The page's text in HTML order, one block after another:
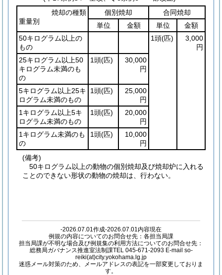
焼却の種類
重量別
個別焼却
合同焼却
単位
金額 単位
金額
50キログラム以上の
もの
1頭(匹)
3,000
円
25キログラム以上50
キログラム未満のも
の
1頭(匹)
30,000
円
5キログラム以上25キ
ログラム未満のもの
1頭(匹)
25,000
円
1キログラム以上5キ
ログラム未満のもの
1頭(匹)
20,000
円
1キログラム未満のも
の
1頭(匹)
10,000
円
(備考)
50キログラム以上の動物の個別焼却及び焼却炉に入れる
ことのできない形状の動物の焼却は、行わない。
-2026.07.01作成-2026.07.01内容現在
例規の内容についてのお問合せ先：各担当局課
担当局課が不明な場合及び例規集の利用方法についてのお問合せ先：
総務局ガバナンス推進室法制課TEL 045-671-2093 E-mail so-
reiki(at)city.yokohama.lg.jp
迷惑メール対策のため、メールアドレスの表記を一部変更しておりま
す。